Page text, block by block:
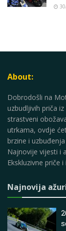
About:
Dobrodošli na
uzbudljivih priča
strastveni
utrkama, ovdje
brzine i uzbuđenja
Najnovije vijesti i
Ekskluzivne priče
Najnovija